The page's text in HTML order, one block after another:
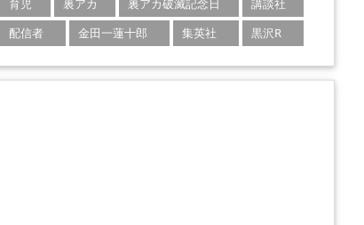
育児
裏アカ 裏アカ破滅記念日
講談社
配信者
金田一蓮十郎 集英社 黒沢R